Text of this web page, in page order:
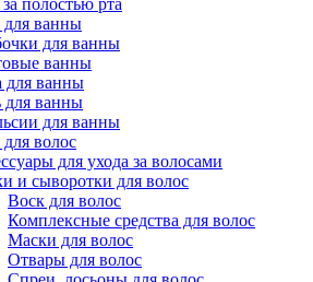
полостью рта
для ванны
для ванны
ванны
для ванны
для ванны
для ванны
волос
для ухода за волосами
и сыворотки для волос
Воск для волос
Комплексные средства для волос
Маски для волос
Отвары для волос